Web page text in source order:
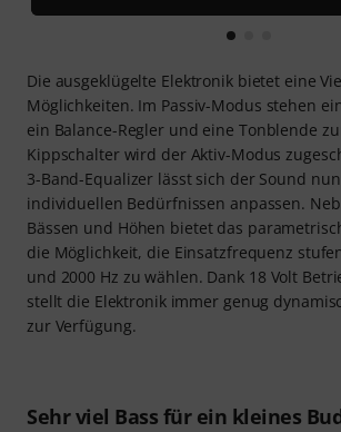
Die ausgeklügelte Elektronik bietet eine
Möglichkeiten. Im Passiv-Modus stehen
ein Balance-Regler und eine Tonblende
Kippschalter wird der Aktiv-Modus
3-Band-Equalizer lässt sich der Sound
individuellen Bedürfnissen anpassen.
Bässen und Höhen bietet das
die Möglichkeit, die Einsatzfrequenz
und 2000 Hz zu wählen. Dank 18 Volt
stellt die Elektronik immer genug
zur Verfügung.
Sehr viel Bass für ein kleines